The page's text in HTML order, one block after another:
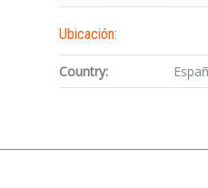
Ubicación:
Country: